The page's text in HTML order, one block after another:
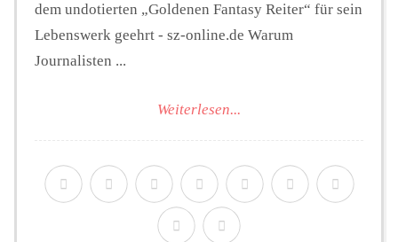
dem undotierten „Goldenen Fantasy Reiter“ für sein
Lebenswerk geehrt - sz-online.de Warum
Journalisten ...
Weiterlesen...